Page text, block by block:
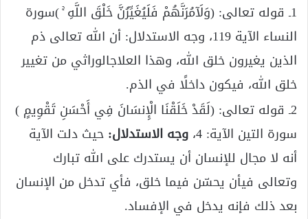
1ـ قوله تعالى: (وَلَآمُرَنَّهُمْ فَلَيُغَيِّرُنَّ خَلْقَ اللَّهِ ۚ )سورة
النساء الآية 119، وجه الاستدلال: أن الله تعالى ذم
الذين يغيرون خلق الله، وهذا العلاجالوراثي من تغيير
خلق الله، فيكون داخلًا في الذم.
2ـ قوله تعالى: (لَقَدْ خَلَقْنَا الْإِنسَانَ فِي أَحْسَنِ تَقْوِيمٍ )
سورة التين الآية: 4،
وجه الاستدلال: حيث دلت الآية
أنه لا مجال للإنسان أن يستدرك على الله تبارك
وتعالى فيأن يحسّن فيما خلق، فأي تدخل من الإنسان
بعد ذلك فإنه يدخل في الإفساد.